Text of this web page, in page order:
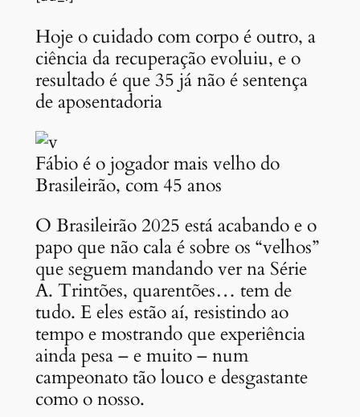
Hoje o cuidado com corpo é outro, a
ciência da recuperação evoluiu, e o
resultado é que 35 já não é sentença
de aposentadoria
Fábio é o jogador mais velho do
Brasileirão, com 45 anos
O Brasileirão 2025 está acabando e o
papo que não cala é sobre os “velhos”
que seguem mandando ver na Série
A. Trintões, quarentões… tem de
tudo. E eles estão aí, resistindo ao
tempo e mostrando que experiência
ainda pesa – e muito – num
campeonato tão louco e desgastante
como o nosso.